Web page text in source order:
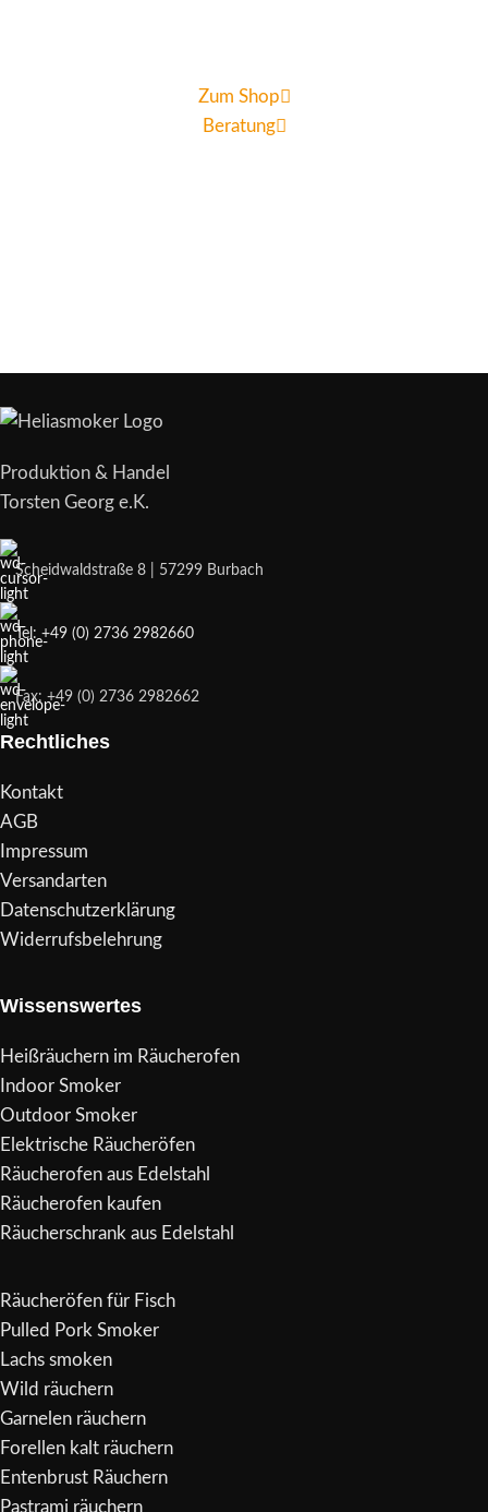
Zum Shop
Beratung
Produktion & Handel
Torsten Georg e.K.
Scheidwaldstraße 8 | 57299 Burbach
Tel: +49 (0) 2736 2982660
Fax: +49 (0) 2736 2982662
Rechtliches
Kontakt
AGB
Impressum
Versandarten
Datenschutzerklärung
Widerrufsbelehrung
Wissenswertes
Heißräuchern im Räucherofen
Indoor Smoker
Outdoor Smoker
Elektrische Räucheröfen
Räucherofen aus Edelstahl
Räucherofen kaufen
Räucherschrank aus Edelstahl
Räucheröfen für Fisch
Pulled Pork Smoker
Lachs smoken
Wild räuchern
Garnelen räuchern
Forellen kalt räuchern
Entenbrust Räuchern
Pastrami räuchern